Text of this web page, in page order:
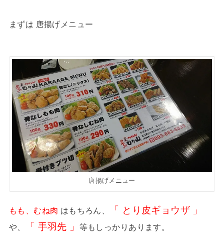
まずは 唐揚げメニュー
唐揚げメニュー
もも、むね肉 はもちろん、 「 とり皮ギョウザ 」
や、 「 手羽先 」 等もしっかりあります。